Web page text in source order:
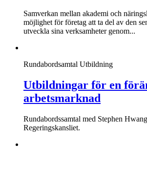
Samverkan mellan akademi och
möjlighet för företag att ta del av den
utveckla sina verksamheter genom...
Rundabordsamtal Utbildning
Utbildningar för en
arbetsmarknad
Rundabordssamtal med Stephen
Regeringskansliet.